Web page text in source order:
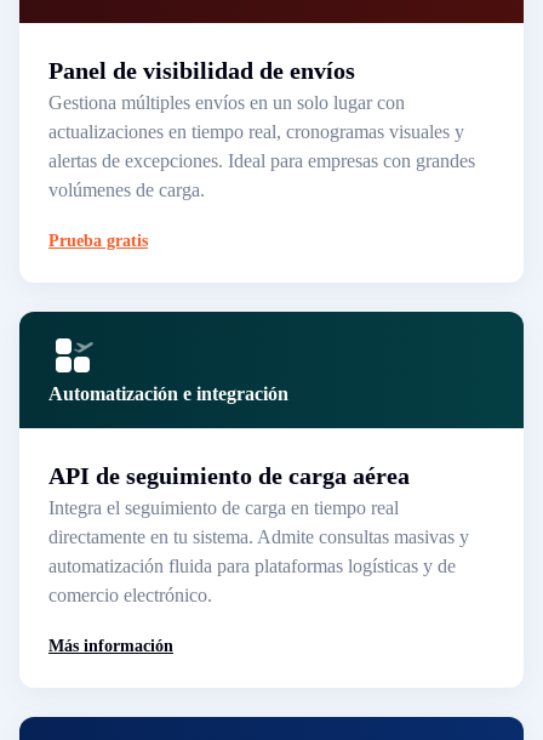
Panel de visibilidad de envíos
Gestiona múltiples envíos en un solo lugar con
actualizaciones en tiempo real, cronogramas visuales y
alertas de excepciones. Ideal para empresas con grandes
volúmenes de carga.
Prueba gratis
Automatización e integración
API de seguimiento de carga aérea
Integra el seguimiento de carga en tiempo real
directamente en tu sistema. Admite consultas masivas y
automatización fluida para plataformas logísticas y de
comercio electrónico.
Más información